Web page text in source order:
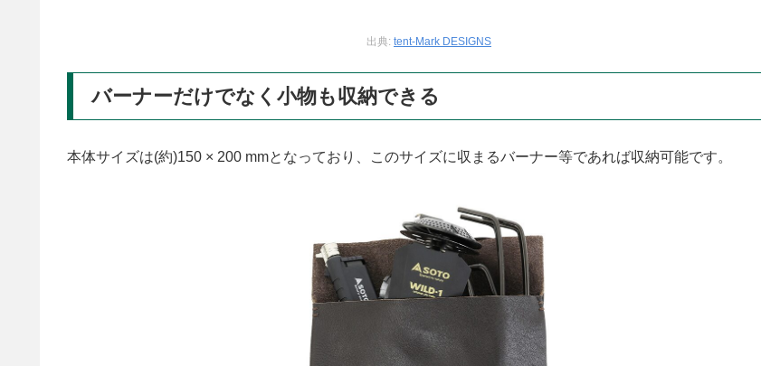
出典: tent-Mark DESIGNS
バーナーだけでなく小物も収納できる
本体サイズは(約)150 × 200 mmとなっており、このサイズに収まるバーナー等であれば収納可能です。